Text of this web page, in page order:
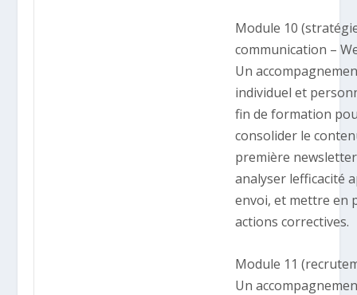
Module 10
communication –
Un
individuel et
fin de formation
consolider le
première
analyser lefficacité
envoi, et mettre en
actions correctives.
Module 11
Un